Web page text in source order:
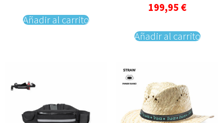
Añadir al carrito
199,95 €
Añadir al carrito